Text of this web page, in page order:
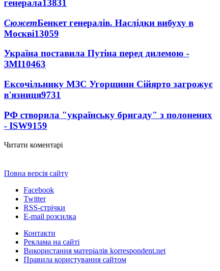
генерала13831
СюжетБенкет генералів. Наслідки вибуху в
Москві13059
Україна поставила Путіна перед дилемою -
ЗМІ10463
Ексочільнику МЗС Угорщини Сійярто загрожує
в'язниця9731
РФ створила "українську бригаду" з полонених
- ISW9159
Читати коментарі
Повна версія сайту
Facebook
Twitter
RSS-стрічки
E-mail розсилка
Контакти
Реклама на сайті
Використання матеріалів korrespondent.net
Правила користування сайтом